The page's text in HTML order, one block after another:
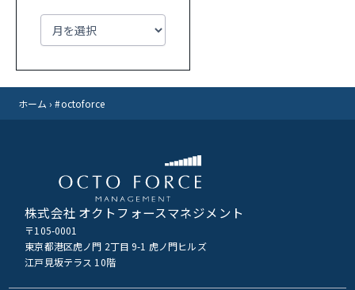
ア
イ
ブ
ホーム ›#octoforce
株式会社 オクトフォースマネジメント
〒105-0001
東京都港区虎ノ門 2丁目 9-1 虎ノ門ヒルズ
江戸見坂テラス 10階